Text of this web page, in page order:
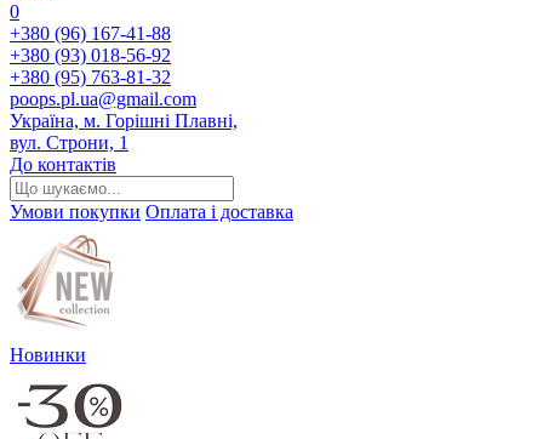
0
+380 (96) 167-41-88
+380 (93) 018-56-92
+380 (95) 763-81-32
poops.pl.ua@gmail.com
Україна, м. Горішні Плавні,
вул. Строни, 1
До контактів
Умови покупки Оплата і доставка
Новинки